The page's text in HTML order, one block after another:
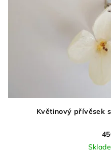
Květinový přívěsek